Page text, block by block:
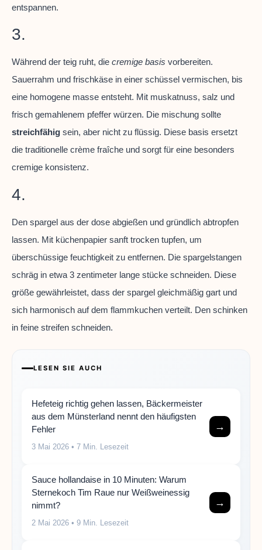
entspannen.
3.
Während der teig ruht, die cremige basis vorbereiten.
Sauerrahm und frischkäse in einer schüssel vermischen, bis
eine homogene masse entsteht. Mit muskatnuss, salz und
frisch gemahlenem pfeffer würzen. Die mischung sollte
streichfähig sein, aber nicht zu flüssig. Diese basis ersetzt
die traditionelle crème fraîche und sorgt für eine besonders
cremige konsistenz.
4.
Den spargel aus der dose abgießen und gründlich abtropfen
lassen. Mit küchenpapier sanft trocken tupfen, um
überschüssige feuchtigkeit zu entfernen. Die spargelstangen
schräg in etwa 3 zentimeter lange stücke schneiden. Diese
größe gewährleistet, dass der spargel gleichmäßig gart und
sich harmonisch auf dem flammkuchen verteilt. Den schinken
in feine streifen schneiden.
LESEN SIE AUCH
Hefeteig richtig gehen lassen, Bäckermeister
aus dem Münsterland nennt den häufigsten
Fehler
3 Mai 2026 • 7 Min. Lesezeit
→
Sauce hollandaise in 10 Minuten: Warum
Sternekoch Tim Raue nur Weißweinessig
nimmt?
2 Mai 2026 • 9 Min. Lesezeit
→